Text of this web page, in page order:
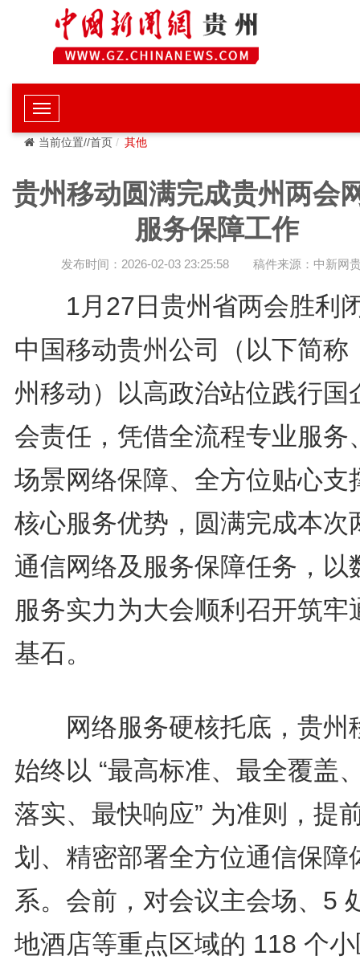
当前位置//首页 其他
贵州移动圆满完成贵州两会
服务保障工作
发布时间：2026-02-03 23:25:58 稿件来源：中新网
1月27日贵州省两会胜利
中国移动贵州公司（以下简称
州移动）以高政治站位践行国
会责任，凭借全流程专业服务
场景网络保障、全方位贴心支
核心服务优势，圆满完成本次
通信网络及服务保障任务，以
服务实力为大会顺利召开筑牢
基石。
网络服务硬核托底，贵州
始终以 “最高标准、最全覆盖
落实、最快响应” 为准则，提
划、精密部署全方位通信保障
系。会前，对会议主会场、5
地酒店等重点区域的 118 个